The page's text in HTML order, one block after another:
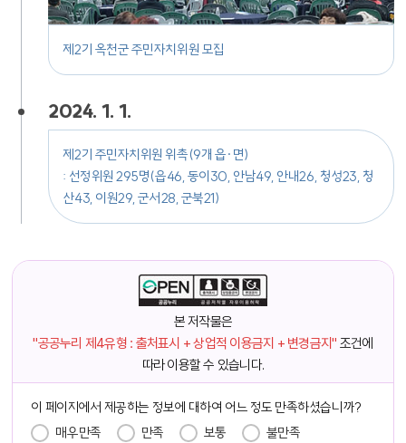
제2기 옥천군 주민자치위원 모집
2024. 1. 1.
제2기 주민자치위원 위촉(9개 읍·면)
: 선정위원 295명(읍46, 동이30, 안남49, 안내26, 청성23, 청
산43, 이원29, 군서28, 군북21)
본 저작물은
"공공누리 제4유형 : 출처표시 + 상업적 이용금지 + 변경금지" 조건에
따라 이용할 수 있습니다.
이 페이지에서 제공하는 정보에 대하여 어느 정도 만족하셨습니까?
매우만족 만족 보통
불만족